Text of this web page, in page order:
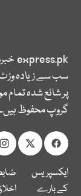
express.pk
سب سے زیادہ
پر شائع شدہ
گروپ محفوظ ہیں۔
ایکسپریس
کے بارے